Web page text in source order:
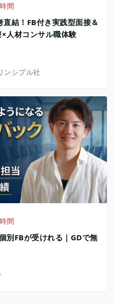
間
直結！FB付き実践型面接＆
人材コンサル職体験
ンシプル社
間
別FBが受けれる｜GDで無